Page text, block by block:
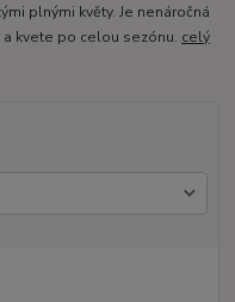
plnými květy. Je nenáročná
kvete po celou sezónu. celý